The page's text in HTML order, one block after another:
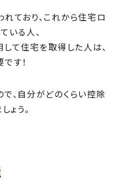
ており、これから住宅ロ
いる人、
て住宅を取得した人は、
す！
、自分がどのくらい控除
ょう。